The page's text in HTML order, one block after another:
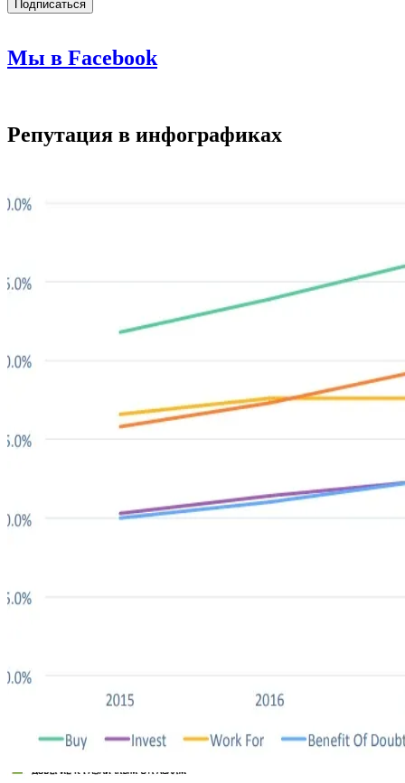
Мы в Facebook
Репутация в инфографиках